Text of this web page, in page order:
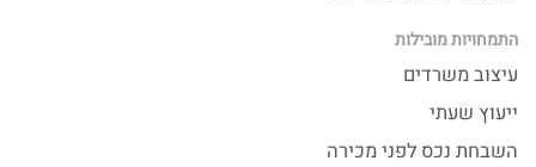
התמחויות מובילות
עיצוב משרדים
ייעוץ שעתי
השבחת נכס לפני מכירה